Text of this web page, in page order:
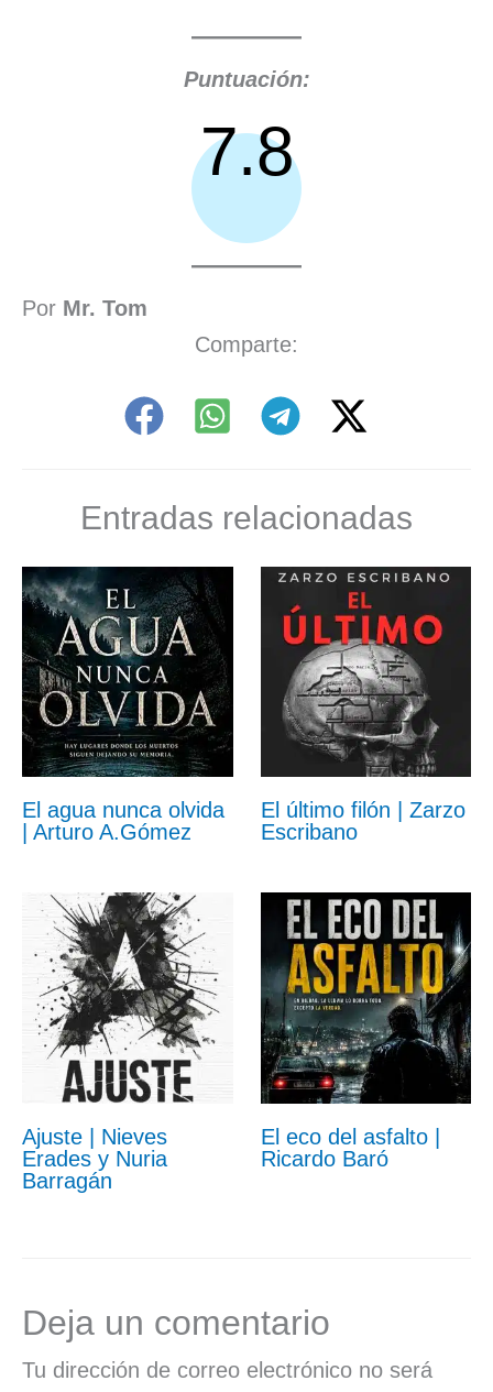
Puntuación:
7.8
Por Mr. Tom
Comparte:
Entradas relacionadas
El agua nunca olvida
| Arturo A.Gómez
El último filón | Zarzo
Escribano
Ajuste | Nieves
Erades y Nuria
Barragán
El eco del asfalto |
Ricardo Baró
Deja un comentario
Tu dirección de correo electrónico no será